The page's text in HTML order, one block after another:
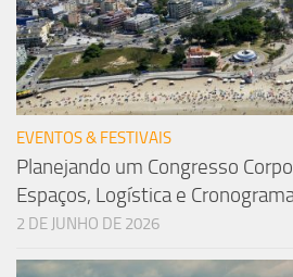
EVENTOS & FESTIVAIS
Planejando um Congresso
Espaços, Logística e
2 DE JUNHO DE 2026